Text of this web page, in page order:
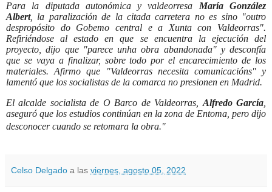
Para la diputada autonómica y valdeorresa María González
Albert, la paralización de la citada carretera no es sino "outro
despropósito do Gobemo central e a Xunta con Valdeorras".
Refiriéndose al estado en que se encuentra la ejecución del
proyecto, dijo que "parece unha obra abandonada" y desconfía
que se vaya a finalizar, sobre todo por el encarecimiento de los
materiales. Afirmo que "Valdeorras necesita comunicacións" y
lamentó que los socialistas de la comarca no presionen en Madrid.
El alcalde socialista de O Barco de Valdeorras, Alfredo García
aseguró que los estudios continúan en la zona de Entoma, pero dijo
desconocer cuando se retomara la obra."
Celso Delgado a las viernes, agosto 05, 2022